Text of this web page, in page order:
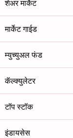
शेअर मार्केट
मार्केट गाईड
म्युच्युअल फंड
कॅल्क्युलेटर
टॉप स्टॉक
इंडायसेस